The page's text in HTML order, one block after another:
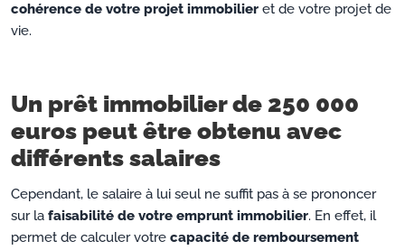
cohérence de votre projet immobilier et de votre projet de
vie.
Un prêt immobilier de 250 000
euros peut être obtenu avec
différents salaires
Cependant, le salaire à lui seul ne suffit pas à se prononcer
sur la faisabilité de votre emprunt immobilier. En effet, il
permet de calculer votre capacité de remboursement